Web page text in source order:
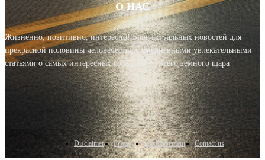
О НАС
Жизненно, позитивно, интересно! Блог актуальных новостей для
прекрасной половины человечества с ежедневными увлекательными
статьями о самых интересных событиях со всего земного шара
Disclaimer Privacy Advertisement Contact us